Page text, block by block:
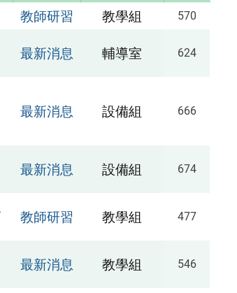
教師研習 教學組 570
最新消息 輔導室 624
最新消息 設備組 666
最新消息 設備組 674
教師研習 教學組 477
最新消息 教學組 546